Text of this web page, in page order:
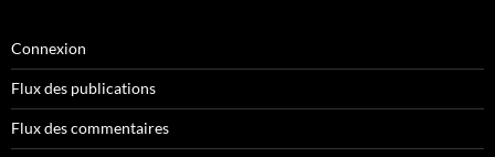
Connexion
Flux des publications
Flux des commentaires